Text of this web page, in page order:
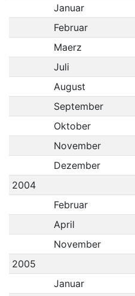
Januar
Februar
Maerz
Juli
August
September
Oktober
November
Dezember
2004
Februar
April
November
2005
Januar